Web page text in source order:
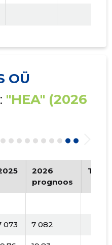
OÜ
"HEA" (2026
2026
prognoos
Trend
073 7 082